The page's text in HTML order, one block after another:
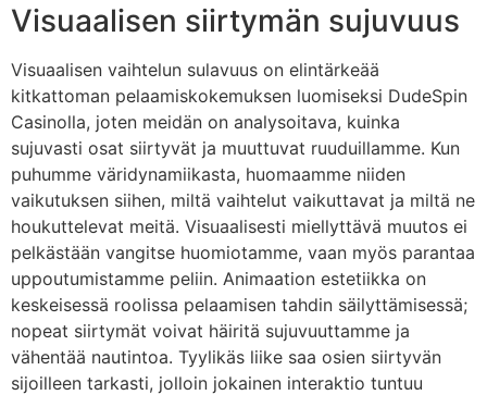
Visuaalisen siirtymän sujuvuus
Visuaalisen vaihtelun sulavuus on elintärkeää
kitkattoman pelaamiskokemuksen luomiseksi DudeSpin
Casinolla, joten meidän on analysoitava, kuinka
sujuvasti osat siirtyvät ja muuttuvat ruuduillamme. Kun
puhumme väridynamiikasta, huomaamme niiden
vaikutuksen siihen, miltä vaihtelut vaikuttavat ja miltä ne
houkuttelevat meitä. Visuaalisesti miellyttävä muutos ei
pelkästään vangitse huomiotamme, vaan myös parantaa
uppoutumistamme peliin. Animaation estetiikka on
keskeisessä roolissa pelaamisen tahdin säilyttämisessä;
nopeat siirtymät voivat häiritä sujuvuuttamme ja
vähentää nautintoa. Tyylikäs liike saa osien siirtyvän
sijoilleen tarkasti, jolloin jokainen interaktio tuntuu